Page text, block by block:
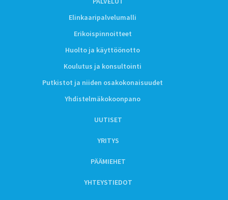
Elinkaaripalvelumalli
Erikoispinnoitteet
Huolto ja käyttöönotto
Koulutus ja konsultointi
Putkistot ja niiden osakokonaisuudet
Yhdistelmäkokoonpano
UUTISET
YRITYS
PÄÄMIEHET
YHTEYSTIEDOT